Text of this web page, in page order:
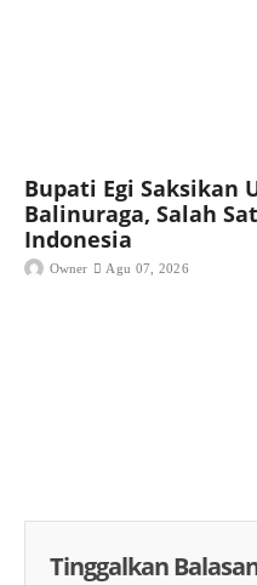
Bupati Egi Saksikan
Balinuraga, Salah
Indonesia
Owner Agu 07, 2026
Tinggalkan